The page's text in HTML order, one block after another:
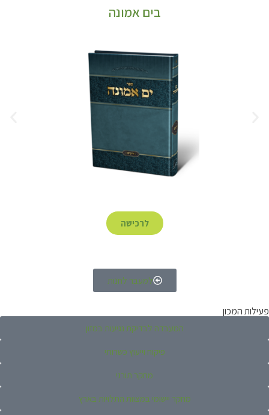
בים אמונה
לרכישה
למעבר לחנות
פעילות המכון
המעבדה לבדיקת נגיעות במזון
פיקוח וייעוץ כשרותי
מחקר תורני
מחקר יישומי במצוות התלויות בארץ